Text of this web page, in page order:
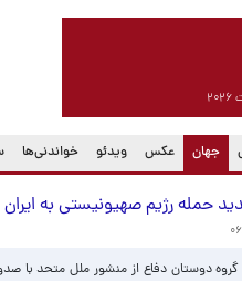
جهان
(current) عکس ویدئو خواندنی‌ها
حمله رژیم صهیونیستی به
دوستان دفاع از منشور ملل متحد با